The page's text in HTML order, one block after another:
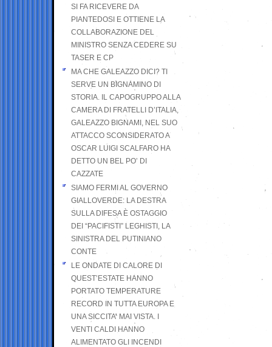
SI FA RICEVERE DA
PIANTEDOSI E OTTIENE LA
COLLABORAZIONE DEL
MINISTRO SENZA CEDERE SU
TASER E CP
MA CHE GALEAZZO DICI? TI
SERVE UN BIGNAMINO DI
STORIA. IL CAPOGRUPPO ALLA
CAMERA DI FRATELLI D’ITALIA,
GALEAZZO BIGNAMI, NEL SUO
ATTACCO SCONSIDERATO A
OSCAR LUIGI SCALFARO HA
DETTO UN BEL PO’ DI
CAZZATE
SIAMO FERMI AL GOVERNO
GIALLOVERDE: LA DESTRA
SULLA DIFESA È OSTAGGIO
DEI “PACIFISTI” LEGHISTI, LA
SINISTRA DEL PUTINIANO
CONTE
LE ONDATE DI CALORE DI
QUEST’ESTATE HANNO
PORTATO TEMPERATURE
RECORD IN TUTTA EUROPA E
UNA SICCITA’ MAI VISTA. I
VENTI CALDI HANNO
ALIMENTATO GLI INCENDI